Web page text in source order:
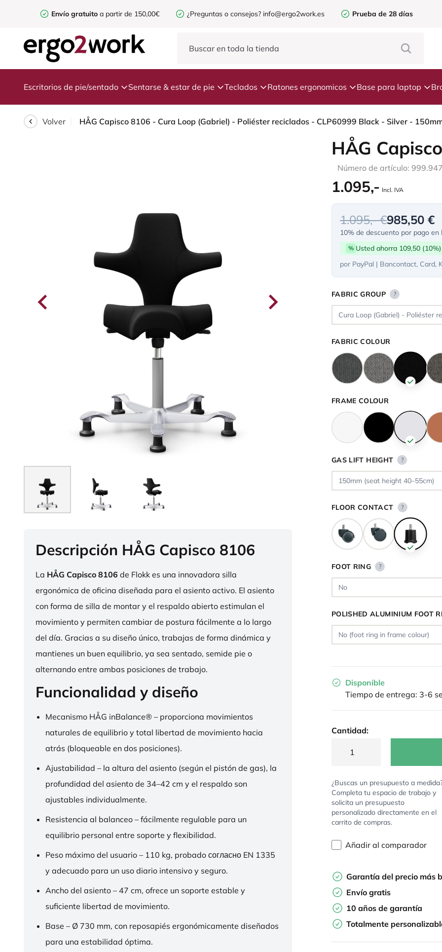
Envío gratuito a partir de 150,00€ ¿Preguntas o consejos? info@ergo2work.es Prueba de 28 días
Escritorios de pie/sentado Sentarse & estar de pie Teclados Ratones ergonomicos Base para laptop
Volver HÅG Capisco 8106 - Cura Loop (Gabriel) - Poliéster reciclados - CLP60999 Black - Silver -
Descripción HÅG Capisco 8106
La HÅG Capisco 8106 de Flokk es una innovadora silla
ergonómica de oficina diseñada para el asiento activo. El asiento
con forma de silla de montar y el respaldo abierto estimulan el
movimiento y permiten cambiar de postura fácilmente a lo largo
del día. Gracias a su diseño único, trabajas de forma dinámica y
mantienes un buen equilibrio, ya sea sentado, semide pie o
alternando entre ambas posiciones de trabajo.
Funcionalidad y diseño
Mecanismo HÅG inBalance® – proporciona movimientos
naturales de equilibrio y total libertad de movimiento hacia
atrás (bloqueable en dos posiciones).
Ajustabilidad – la altura del asiento (según el pistón de gas), la
profundidad del asiento de 34–42 cm y el respaldo son
ajustables individualmente.
Resistencia al balanceo – fácilmente regulable para un
equilibrio personal entre soporte y flexibilidad.
Peso máximo del usuario – 110 kg, probado согласно EN 1335
y adecuado para un uso diario intensivo y seguro.
Ancho del asiento – 47 cm, ofrece un soporte estable y
suficiente libertad de movimiento.
Base – Ø 730 mm, con reposapiés ergonómicamente diseñados
para una estabilidad óptima.
HÅG
Número de artículo:
1.095,- Incl. IVA
1.095,- €985,50 €
10% de descuento por pago en
% Usted ahorra 109,50 (10%)
por PayPal | Bancontact, Card,
FABRIC GROUP ?
FABRIC COLOUR
FRAME COLOUR
GAS LIFT HEIGHT ?
FLOOR CONTACT ?
FOOT RING ?
POLISHED ALUMINIUM FOOT
Disponible
Tiempo de entrega: 3-6
Cantidad:
¿Buscas un presupuesto a
Completa tu espacio de trabajo y
solicita un presupuesto
personalizado directamente en el
carrito de compras.
Añadir al comparador
Garantía del precio más
Envío gratis
10 años de garantía
Totalmente